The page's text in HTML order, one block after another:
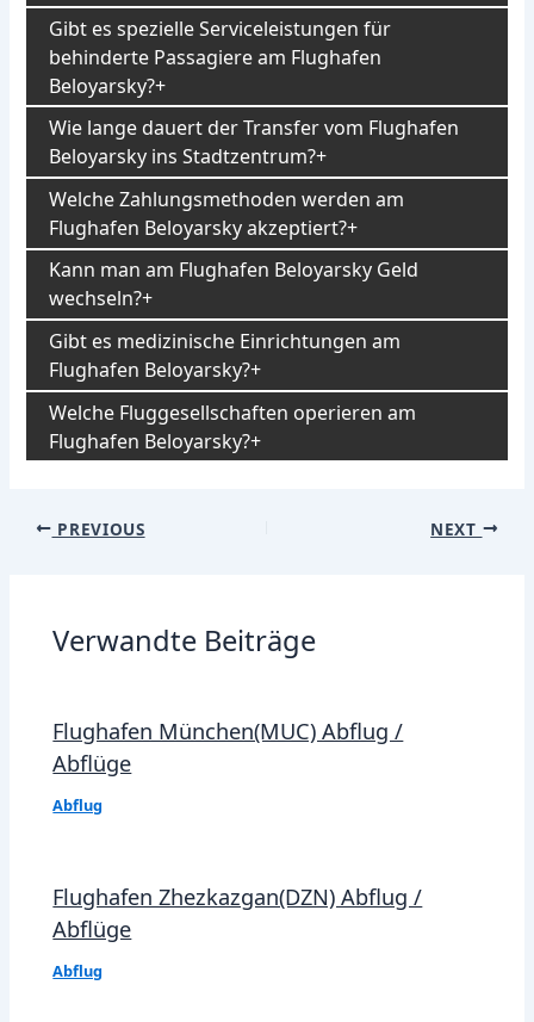
Gibt es spezielle Serviceleistungen für
behinderte Passagiere am Flughafen
Beloyarsky?
Wie lange dauert der Transfer vom Flughafen
Beloyarsky ins Stadtzentrum?
Welche Zahlungsmethoden werden am
Flughafen Beloyarsky akzeptiert?
Kann man am Flughafen Beloyarsky Geld
wechseln?
Gibt es medizinische Einrichtungen am
Flughafen Beloyarsky?
Welche Fluggesellschaften operieren am
Flughafen Beloyarsky?
Post
PREVIOUS NEXT
Verwandte Beiträge
Flughafen München(MUC) Abflug /
Abflüge
Abflug
Flughafen Zhezkazgan(DZN) Abflug /
Abflüge
Abflug